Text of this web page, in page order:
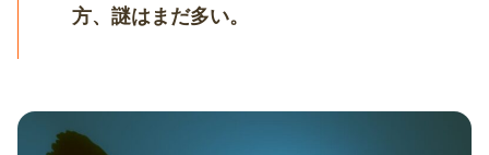
方、謎はまだ多い。